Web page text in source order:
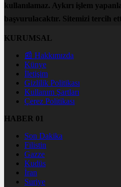
kullanılamaz. Aykırı işlem
başvurulacaktır. Sitemizi tercih
KURUMSAL
📰 Hakkımızda
Künye
İletişim
Gizlilik Politikası
Kullanım Şartları
Çerez Politikası
HABER 01
Son Dakika
Filistin
Gazze
Kudüs
İran
Suriye